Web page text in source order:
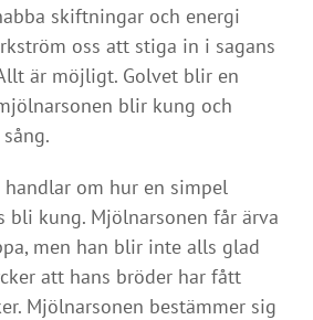
skiftningar och energi
oss att stiga in i sagans
är möjligt. Golvet blir en
blir kung och
om hur en simpel
bli kung. Mjölnarsonen får ärva
men han blir inte alls glad
att hans bröder har fått
Mjölnarsonen bestämmer sig